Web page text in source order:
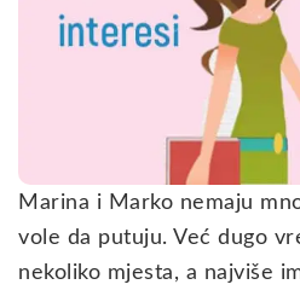
Marina i Marko nemaju
vole da putuju. Već dugo
nekoliko mjesta, a najviše